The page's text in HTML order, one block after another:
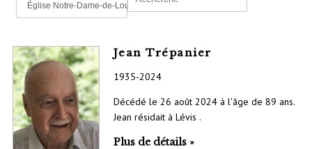
Église Notre-Dame-de-Lourdes
Jean Trépanier
1935-2024
Décédé le 26 août 2024 à l'âge de 89 ans.
Jean résidait à Lévis .
Plus de détails »